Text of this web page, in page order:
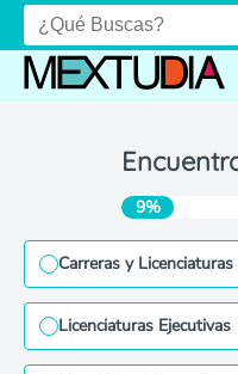
9%
Carreras y Licenciaturas
Licenciaturas Ejecutivas